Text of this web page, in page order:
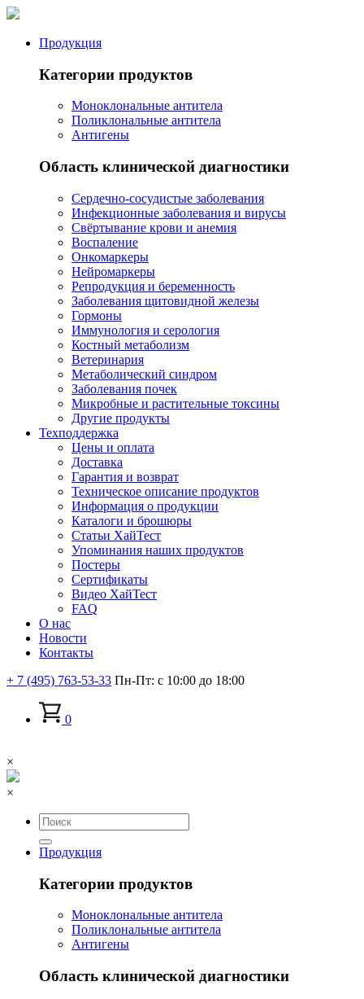
Продукция
Категории продуктов
Моноклональные антитела
Поликлональные антитела
Антигены
Область клинической диагностики
Сердечно-сосудистые заболевания
Инфекционные заболевания и вирусы
Свёртывание крови и анемия
Воспаление
Онкомаркеры
Нейромаркеры
Репродукция и беременность
Заболевания щитовидной железы
Гормоны
Иммунология и серология
Костный метаболизм
Ветеринария
Метаболический синдром
Заболевания почек
Микробные и растительные токсины
Другие продукты
Техподдержка
Цены и оплата
Доставка
Гарантия и возврат
Техническое описание продуктов
Информация о продукции
Каталоги и брошюры
Статьи ХайТест
Упоминания наших продуктов
Постеры
Сертификаты
Видео ХайТест
FAQ
О нас
Новости
Контакты
+ 7 (495) 763-53-33 Пн-Пт: с 10:00 до 18:00
0
×
×
Продукция
Категории продуктов
Моноклональные антитела
Поликлональные антитела
Антигены
Область клинической диагностики